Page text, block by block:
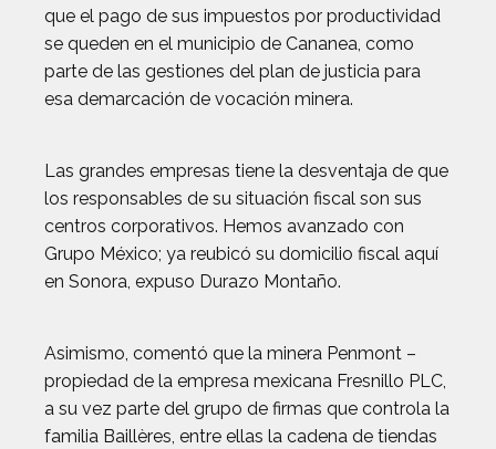
que el pago de sus impuestos por productividad
se queden en el municipio de Cananea, como
parte de las gestiones del plan de justicia para
esa demarcación de vocación minera.
Las grandes empresas tiene la desventaja de que
los responsables de su situación fiscal son sus
centros corporativos. Hemos avanzado con
Grupo México; ya reubicó su domicilio fiscal aquí
en Sonora, expuso Durazo Montaño.
Asimismo, comentó que la minera Penmont –
propiedad de la empresa mexicana Fresnillo PLC,
a su vez parte del grupo de firmas que controla la
familia Baillères, entre ellas la cadena de tiendas